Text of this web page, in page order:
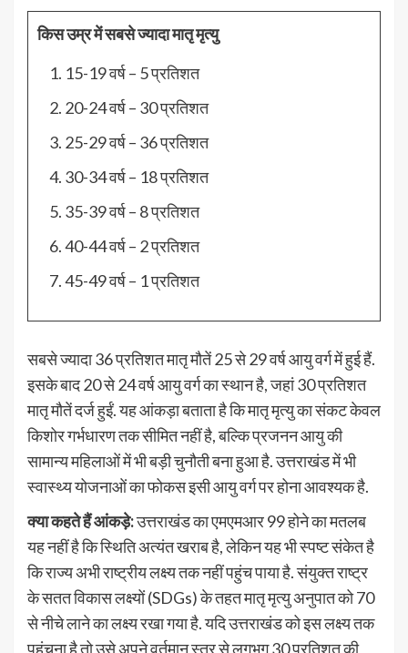
किस उम्र में सबसे ज्यादा मातृ मृत्यु
15-19 वर्ष – 5 प्रतिशत
20-24 वर्ष – 30 प्रतिशत
25-29 वर्ष – 36 प्रतिशत
30-34 वर्ष – 18 प्रतिशत
35-39 वर्ष – 8 प्रतिशत
40-44 वर्ष – 2 प्रतिशत
45-49 वर्ष – 1 प्रतिशत
सबसे ज्यादा 36 प्रतिशत मातृ मौतें 25 से 29 वर्ष आयु वर्ग में हुई हैं.
इसके बाद 20 से 24 वर्ष आयु वर्ग का स्थान है, जहां 30 प्रतिशत
मातृ मौतें दर्ज हुईं. यह आंकड़ा बताता है कि मातृ मृत्यु का संकट केवल
किशोर गर्भधारण तक सीमित नहीं है, बल्कि प्रजनन आयु की
सामान्य महिलाओं में भी बड़ी चुनौती बना हुआ है. उत्तराखंड में भी
स्वास्थ्य योजनाओं का फोकस इसी आयु वर्ग पर होना आवश्यक है.
क्या कहते हैं आंकड़े:उत्तराखंड का एमएमआर 99 होने का मतलब
यह नहीं है कि स्थिति अत्यंत खराब है, लेकिन यह भी स्पष्ट संकेत है
कि राज्य अभी राष्ट्रीय लक्ष्य तक नहीं पहुंच पाया है. संयुक्त राष्ट्र
के सतत विकास लक्ष्यों (SDGs) के तहत मातृ मृत्यु अनुपात को 70
से नीचे लाने का लक्ष्य रखा गया है. यदि उत्तराखंड को इस लक्ष्य तक
पहुंचना है तो उसे अपने वर्तमान स्तर से लगभग 30 प्रतिशत की